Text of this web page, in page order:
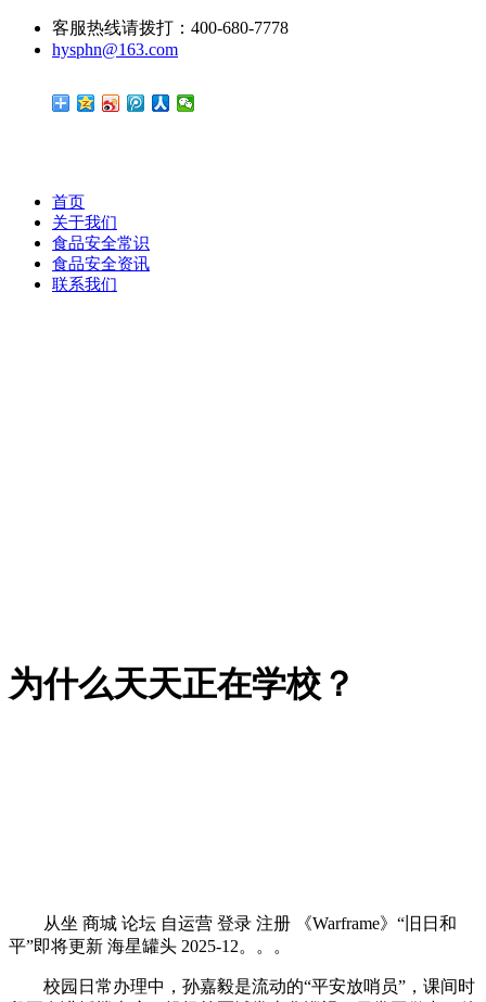
客服热线请拨打：400-680-7778
hysphn@163.com
首页
关于我们
食品安全常识
食品安全资讯
联系我们
为什么天天正在学校？
从坐 商城 论坛 自运营 登录 注册 《Warframe》“旧日和
平”即将更新 海星罐头 2025-12。。。
校园日常办理中，孙嘉毅是流动的“平安放哨员”，课间时